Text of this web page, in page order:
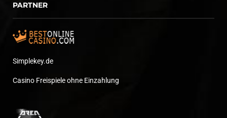
PARTNER
Simplekey.de
Casino Freispiele ohne Einzahlung